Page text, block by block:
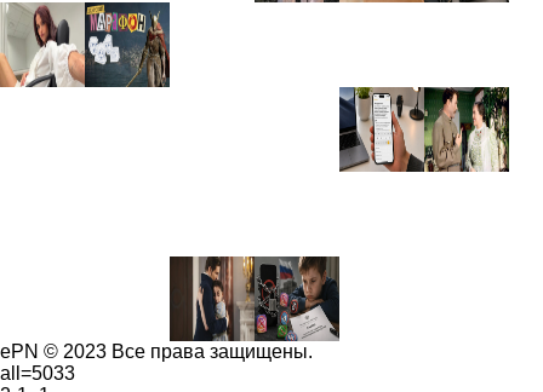
ePN © 2023 Все права защищены.
all=5033